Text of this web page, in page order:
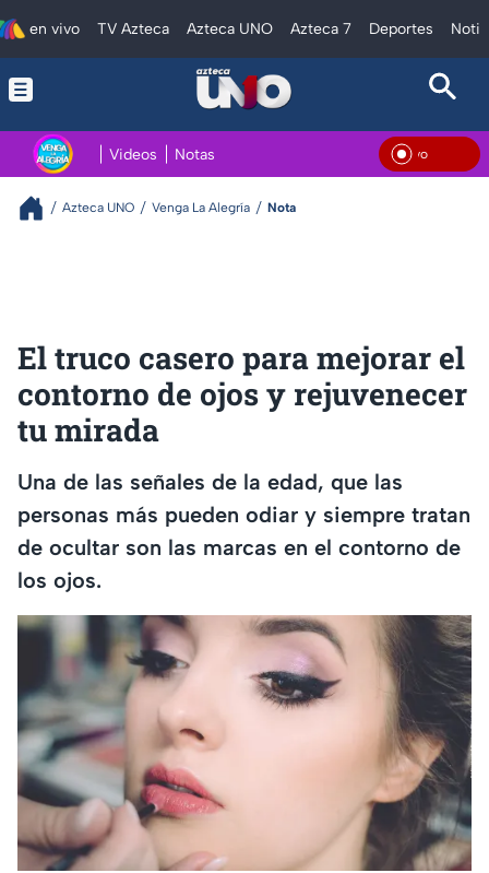
en vivo TV Azteca Azteca UNO Azteca 7 Deportes
Videos Notas En
Azteca UNO Venga La Alegría Nota
El truco casero para mejorar el
contorno de ojos y rejuvenecer
tu mirada
Una de las señales de la edad, que las
personas más pueden odiar y siempre tratan
de ocultar son las marcas en el contorno de
los ojos.